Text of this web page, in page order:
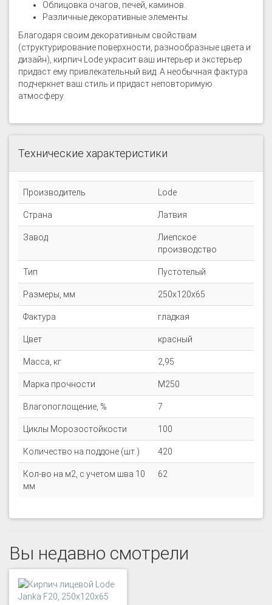
Облицовка очагов, печей, каминов.
Различные декоративные элементы.
Благодаря своим декоративным свойствам
(структурирование поверхности, разнообразные цвета и
дизайн), кирпич Lode украсит ваш интерьер и экстерьер
придаст ему привлекательный вид. А необычная фактура
подчеркнет ваш стиль и придаст неповторимую
атмосферу.
Технические характеристики
Производитель Lode
Страна Латвия
Завод
Лиепское
производство
Тип Пустотелый
Размеры, мм 250x120x65
Фактура гладкая
Цвет красный
Масса, кг 2,95
Марка прочности M250
Влагопоглощение, % 7
Циклы Морозостойкости 100
Количество на поддоне (шт.) 420
Кол-во на м2, с учетом шва 10
мм
62
Вы недавно смотрели